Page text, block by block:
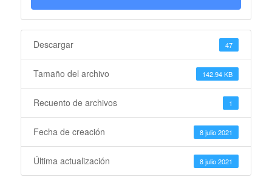
Descargar 47
Tamaño del archivo 142.94 KB
Recuento de archivos 1
Fecha de creación 8 julio 2021
Última actualización 8 julio 2021